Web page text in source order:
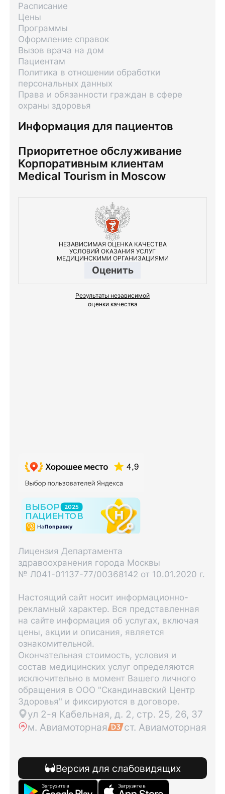
Информация для пациентов
Расписание
Цены
Программы
Оформление справок
Вызов врача на дом
Пациентам
Политика в отношении обработки
персональных данных
Права и обязанности граждан в сфере
охраны здоровья
Приоритетное обслуживание
Корпоративным клиентам
Medical Tourism in Moscow
НЕЗАВИСИМАЯ ОЦЕНКА КАЧЕСТВА
УСЛОВИЙ ОКАЗАНИЯ УСЛУГ
МЕДИЦИНСКИМИ ОРГАНИЗАЦИЯМИ
Оценить
Результаты независимой
оценки качества
Лицензия Департамента
здравоохранения города Москвы
№ Л041-01137-77/00368142 от 10.01.2020 г.
Настоящий сайт носит информационно-
рекламный характер. Вся представленная
на сайте информация об услугах, включая
цены, акции и описания, является
ознакомительной.
Окончательная стоимость, условия и
состав медицинских услуг определяются
исключительно в момент Вашего личного
обращения в ООО "Скандинавский Центр
Здоровья" и фиксируются в договоре.
ул 2-я Кабельная, д. 2, стр. 25, 26, 37
м. Авиамоторная
ст. Авиамоторная
Версия для слабовидящих